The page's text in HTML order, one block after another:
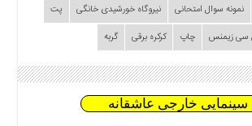
نمونه سوال امتحانی نیروگاه خورشیدی خانگی
پت
سی زیمنس چاپ کرکره برقی گربه
سینمایی خارجی عاشقانه